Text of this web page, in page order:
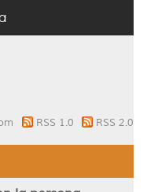
RSS 1.0 RSS 2.0